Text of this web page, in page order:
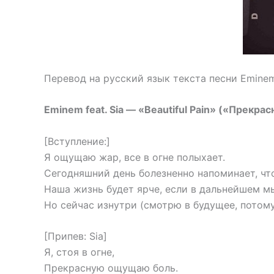
Перевод на русский язык текста песни
Eminem feat. Sia — «Beautiful Pain»
[Вступление:]
Я ощущаю жар, все в огне полыхает.
Сегодняшний день болезненно напоминает,
Наша жизнь будет ярче, если в дальнейшем
Но сейчас изнутри (смотрю в будущее,
[Припев: Sia]
Я, стоя в огне,
Прекрасную ощущаю боль.